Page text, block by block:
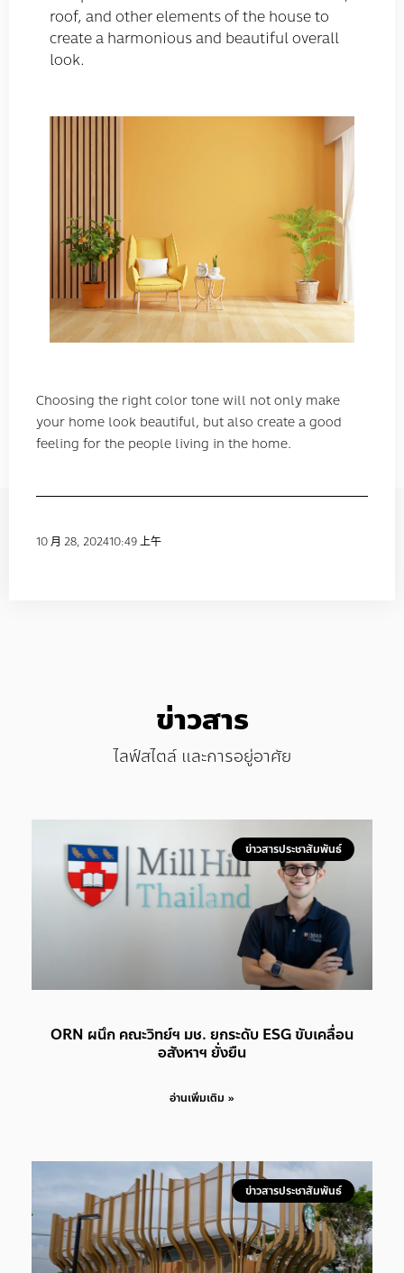
roof, and other elements of the house to
create a harmonious and beautiful overall
look.
Choosing the right color tone will not only make
your home look beautiful, but also create a good
feeling for the people living in the home.
10 月 28, 202410:49 上午
ข่าวสาร
ไลฟ์สไตล์ และการอยู่อาศัย
ข่าวสารประชาสัมพันธ์
ORN ผนึก คณะวิทย์ฯ มช. ยกระดับ ESG ขับเคลื่อน
อสังหาฯ ยั่งยืน
อ่านเพิ่มเติม »
ข่าวสารประชาสัมพันธ์